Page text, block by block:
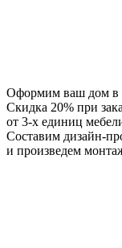
Оформим ваш дом в
Скидка 20% при
от 3-х единиц
Составим дизайн-
и произведем